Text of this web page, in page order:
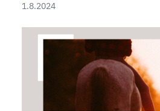
1.8.2024